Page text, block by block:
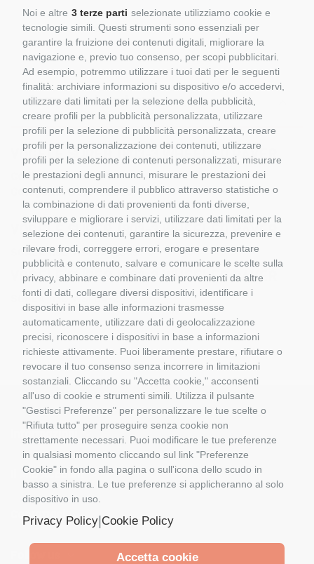
Noi e altre 3 terze parti selezionate utilizziamo cookie e
tecnologie simili. Questi strumenti sono essenziali per
garantire la fruizione dei contenuti digitali, migliorare la
navigazione e, previo tuo consenso, per scopi pubblicitari.
Ad esempio, potremmo utilizzare i tuoi dati per le seguenti
finalità: archiviare informazioni su dispositivo e/o accedervi,
utilizzare dati limitati per la selezione della pubblicità,
creare profili per la pubblicità personalizzata, utilizzare
profili per la selezione di pubblicità personalizzata, creare
profili per la personalizzazione dei contenuti, utilizzare
profili per la selezione di contenuti personalizzati, misurare
le prestazioni degli annunci, misurare le prestazioni dei
contenuti, comprendere il pubblico attraverso statistiche o
la combinazione di dati provenienti da fonti diverse,
sviluppare e migliorare i servizi, utilizzare dati limitati per la
selezione dei contenuti, garantire la sicurezza, prevenire e
rilevare frodi, correggere errori, erogare e presentare
pubblicità e contenuto, salvare e comunicare le scelte sulla
privacy, abbinare e combinare dati provenienti da altre
fonti di dati, collegare diversi dispositivi, identificare i
dispositivi in base alle informazioni trasmesse
automaticamente, utilizzare dati di geolocalizzazione
precisi, riconoscere i dispositivi in base a informazioni
richieste attivamente. Puoi liberamente prestare, rifiutare o
revocare il tuo consenso senza incorrere in limitazioni
sostanziali. Cliccando su "Accetta cookie," acconsenti
all'uso di cookie e strumenti simili. Utilizza il pulsante
"Gestisci Preferenze" per personalizzare le tue scelte o
"Rifiuta tutto" per proseguire senza cookie non
strettamente necessari. Puoi modificare le tue preferenze
in qualsiasi momento cliccando sul link "Preferenze
Cookie" in fondo alla pagina o sull'icona dello scudo in
basso a sinistra. Le tue preferenze si applicheranno al solo
dispositivo in uso.
Privacy Policy Cookie Policy
Accetta cookie
Dettagli del prodotto
VÖGELE SUPER 1803-3 WHEELED PAVER
Codice:WSI 04-2065
Categoria:WSI MODELS
VÖGELE SUPER 1803-3 WHEELED PAVER
SCALA 1:5O WSI 04-2065
VÖGELE SUPER 1803-3 WHEELED PAVER
SCALA 1:5O WSI 04-2065
Informazioni
Il Mio Account
Contattaci